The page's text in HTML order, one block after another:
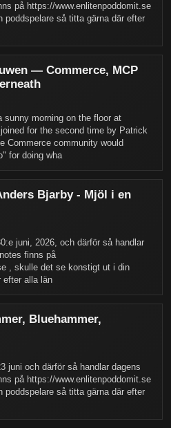
på https://www.enlitenpoddomit.se
så titta gärna där efter
— Commerce, MCP
morning on the floor at
for the second time by Patrick
Commerce community would
for doing wha
Bjarby - Mjöl i en
juni, 2026, och därför så handlar
finns på
, skulle det se konstigt ut i din
efter alla län
Bluehammer,
juni och därför så handlar dagens
på https://www.enlitenpoddomit.se
så titta gärna där efter